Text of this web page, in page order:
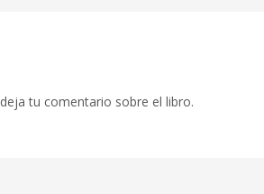
deja tu comentario sobre el libro.